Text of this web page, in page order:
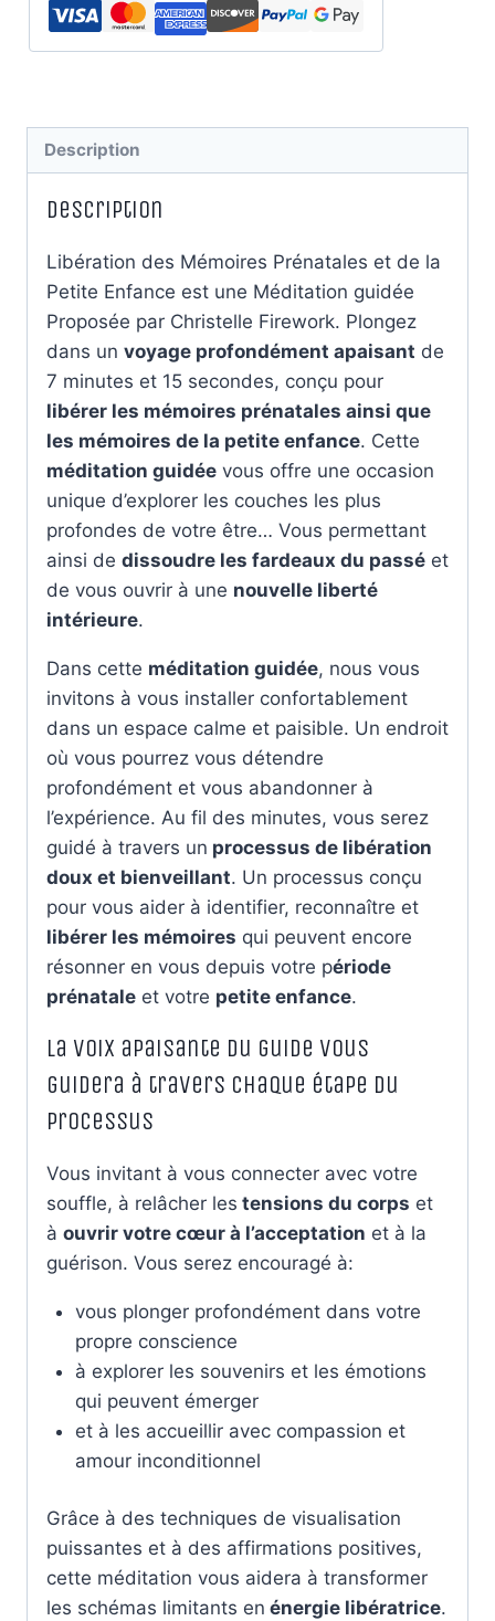
Prénatales
Petite
Enfance
Méditation
guidée
Description
Description
Libération des Mémoires Prénatales et de la
Petite Enfance est une Méditation guidée
Proposée par Christelle Firework. Plongez
dans un voyage profondément apaisant de
7 minutes et 15 secondes, conçu pour
libérer les mémoires prénatales ainsi que
les mémoires de la petite enfance. Cette
méditation guidée vous offre une occasion
unique d’explorer les couches les plus
profondes de votre être… Vous permettant
ainsi de dissoudre les fardeaux du passé et
de vous ouvrir à une nouvelle liberté
intérieure.
Dans cette méditation guidée, nous vous
invitons à vous installer confortablement
dans un espace calme et paisible. Un endroit
où vous pourrez vous détendre
profondément et vous abandonner à
l’expérience. Au fil des minutes, vous serez
guidé à travers un processus de libération
doux et bienveillant. Un processus conçu
pour vous aider à identifier, reconnaître et
libérer les mémoires qui peuvent encore
résonner en vous depuis votre période
prénatale et votre petite enfance.
La voix apaisante du guide vous
guidera à travers chaque étape du
processus
Vous invitant à vous connecter avec votre
souffle, à relâcher les tensions du corps et
à ouvrir votre cœur à l’acceptation et à la
guérison. Vous serez encouragé à:
vous plonger profondément dans votre
propre conscience
à explorer les souvenirs et les émotions
qui peuvent émerger
et à les accueillir avec compassion et
amour inconditionnel
Grâce à des techniques de visualisation
puissantes et à des affirmations positives,
cette méditation vous aidera à transformer
les schémas limitants en énergie libératrice.